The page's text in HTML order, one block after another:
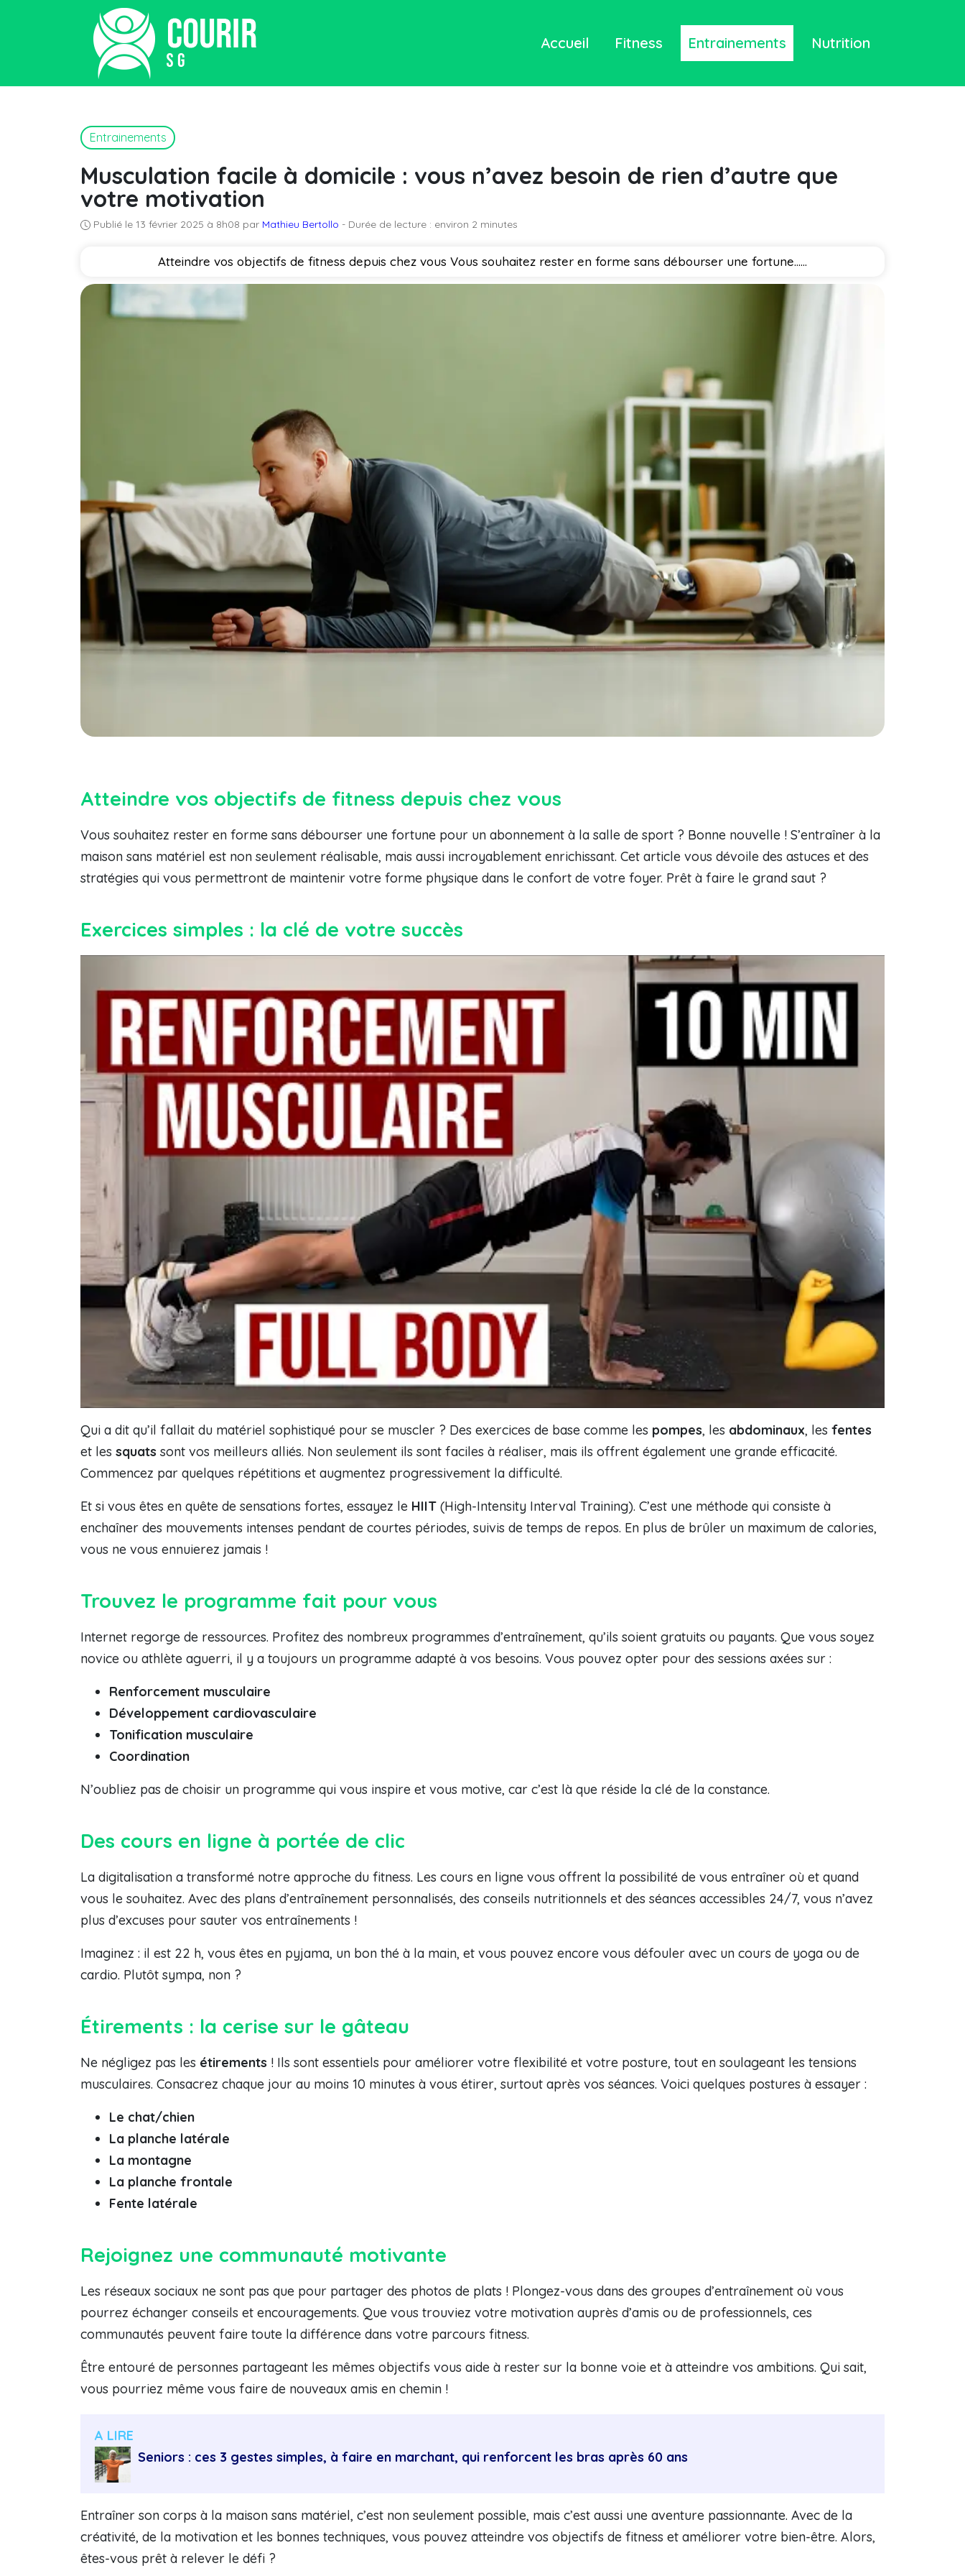
Accueil Fitness Entrainements Nutrition
Entrainements
Musculation facile à domicile : vous n’avez besoin de rien d’autre que
votre motivation
Publié le 13 février 2025 à 8h08 par Mathieu Bertollo - Durée de lecture : environ 2 minutes
Atteindre vos objectifs de fitness depuis chez vous Vous souhaitez rester en forme sans débourser une fortune…...
Atteindre vos objectifs de fitness depuis chez vous
Vous souhaitez rester en forme sans débourser une fortune pour un abonnement à la salle de sport ? Bonne nouvelle ! S’entraîner à la
maison sans matériel est non seulement réalisable, mais aussi incroyablement enrichissant. Cet article vous dévoile des astuces et des
stratégies qui vous permettront de maintenir votre forme physique dans le confort de votre foyer. Prêt à faire le grand saut ?
Exercices simples : la clé de votre succès
Qui a dit qu’il fallait du matériel sophistiqué pour se muscler ? Des exercices de base comme les pompes, les abdominaux, les fentes
et les squats sont vos meilleurs alliés. Non seulement ils sont faciles à réaliser, mais ils offrent également une grande efficacité.
Commencez par quelques répétitions et augmentez progressivement la difficulté.
Et si vous êtes en quête de sensations fortes, essayez le HIIT (High-Intensity Interval Training). C’est une méthode qui consiste à
enchaîner des mouvements intenses pendant de courtes périodes, suivis de temps de repos. En plus de brûler un maximum de calories,
vous ne vous ennuierez jamais !
Trouvez le programme fait pour vous
Internet regorge de ressources. Profitez des nombreux programmes d’entraînement, qu’ils soient gratuits ou payants. Que vous soyez
novice ou athlète aguerri, il y a toujours un programme adapté à vos besoins. Vous pouvez opter pour des sessions axées sur :
Renforcement musculaire
Développement cardiovasculaire
Tonification musculaire
Coordination
N’oubliez pas de choisir un programme qui vous inspire et vous motive, car c’est là que réside la clé de la constance.
Des cours en ligne à portée de clic
La digitalisation a transformé notre approche du fitness. Les cours en ligne vous offrent la possibilité de vous entraîner où et quand
vous le souhaitez. Avec des plans d’entraînement personnalisés, des conseils nutritionnels et des séances accessibles 24/7, vous n’avez
plus d’excuses pour sauter vos entraînements !
Imaginez : il est 22 h, vous êtes en pyjama, un bon thé à la main, et vous pouvez encore vous défouler avec un cours de yoga ou de
cardio. Plutôt sympa, non ?
Étirements : la cerise sur le gâteau
Ne négligez pas les étirements ! Ils sont essentiels pour améliorer votre flexibilité et votre posture, tout en soulageant les tensions
musculaires. Consacrez chaque jour au moins 10 minutes à vous étirer, surtout après vos séances. Voici quelques postures à essayer :
Le chat/chien
La planche latérale
La montagne
La planche frontale
Fente latérale
Rejoignez une communauté motivante
Les réseaux sociaux ne sont pas que pour partager des photos de plats ! Plongez-vous dans des groupes d’entraînement où vous
pourrez échanger conseils et encouragements. Que vous trouviez votre motivation auprès d’amis ou de professionnels, ces
communautés peuvent faire toute la différence dans votre parcours fitness.
Être entouré de personnes partageant les mêmes objectifs vous aide à rester sur la bonne voie et à atteindre vos ambitions. Qui sait,
vous pourriez même vous faire de nouveaux amis en chemin !
A LIRE
Seniors : ces 3 gestes simples, à faire en marchant, qui renforcent les bras après 60 ans
Entraîner son corps à la maison sans matériel, c’est non seulement possible, mais c’est aussi une aventure passionnante. Avec de la
créativité, de la motivation et les bonnes techniques, vous pouvez atteindre vos objectifs de fitness et améliorer votre bien-être. Alors,
êtes-vous prêt à relever le défi ?